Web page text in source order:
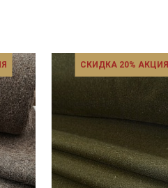
СКИДКА 20% АКЦИЯ